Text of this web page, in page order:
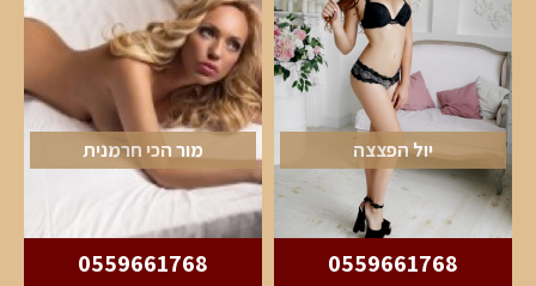
יול הפצצה
0559661768
מור הכי חרמנית
0559661768